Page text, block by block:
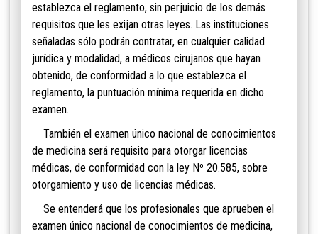
establezca el reglamento, sin perjuicio de los demás
requisitos que les exijan otras leyes. Las instituciones
señaladas sólo podrán contratar, en cualquier calidad
jurídica y modalidad, a médicos cirujanos que hayan
obtenido, de conformidad a lo que establezca el
reglamento, la puntuación mínima requerida en dicho
examen.
También el examen único nacional de conocimientos
de medicina será requisito para otorgar licencias
médicas, de conformidad con la ley Nº 20.585, sobre
otorgamiento y uso de licencias médicas.
Se entenderá que los profesionales que aprueben el
examen único nacional de conocimientos de medicina,